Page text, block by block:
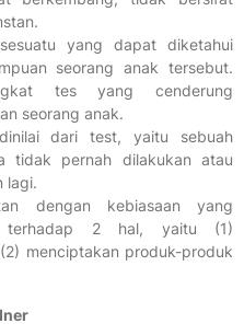
yang dapat diketahui
seorang anak tersebut.
tes yang cenderung
seorang anak.
dari test, yaitu sebuah
tidak pernah dilakukan atau
lagi.
dengan kebiasaan yang
terhadap 2 hal, yaitu (1)
menciptakan produk-produk